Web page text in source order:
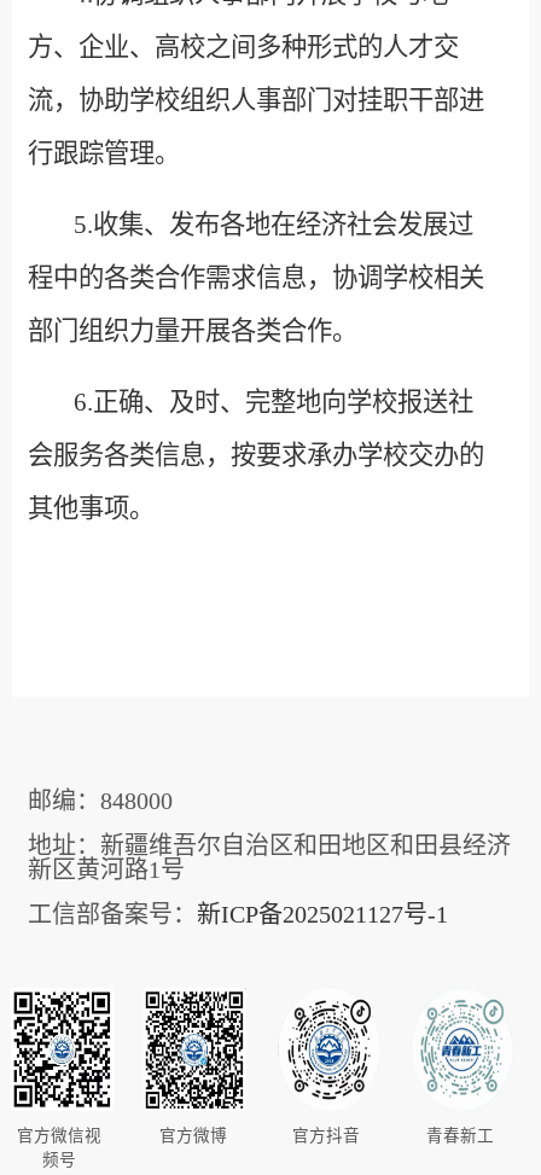
方、企业、高校之间多种形式的人才交
流，协助学校组织人事部门对挂职干部进
行跟踪管理。
5.收集、发布各地在经济社会发展过
程中的各类合作需求信息，协调学校相关
部门组织力量开展各类合作。
6.正确、及时、完整地向学校报送社
会服务各类信息，按要求承办学校交办的
其他事项。
邮编：848000
地址：新疆维吾尔自治区和田地区和田县经济
新区黄河路1号
工信部备案号： 新ICP备2025021127号-1
官方微信视
频号
官方微博 官方抖音 青春新工